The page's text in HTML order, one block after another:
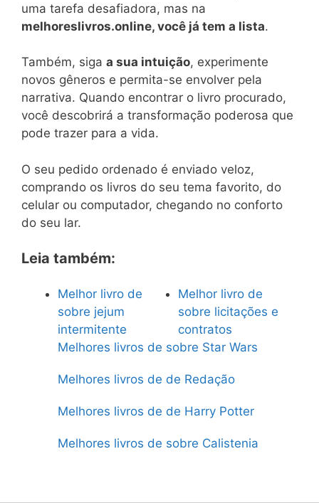
uma tarefa desafiadora, mas na
melhoreslivros.online, você já tem a lista.
Também, siga a sua intuição, experimente
novos gêneros e permita-se envolver pela
narrativa. Quando encontrar o livro procurado,
você descobrirá a transformação poderosa que
pode trazer para a vida.
O seu pedido ordenado é enviado veloz,
comprando os livros do seu tema favorito, do
celular ou computador, chegando no conforto
do seu lar.
Leia também:
Melhor livro de
sobre jejum
intermitente
Melhor livro de
sobre licitações e
contratos
Melhores livros de sobre Star Wars
Melhores livros de de Redação
Melhores livros de de Harry Potter
Melhores livros de sobre Calistenia